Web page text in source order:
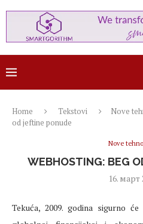
Home Tekstovi Nove
od jeftine ponude
Nove
WEBHOSTING: BEG
16. март
Tekuća, 2009. godina sigurno